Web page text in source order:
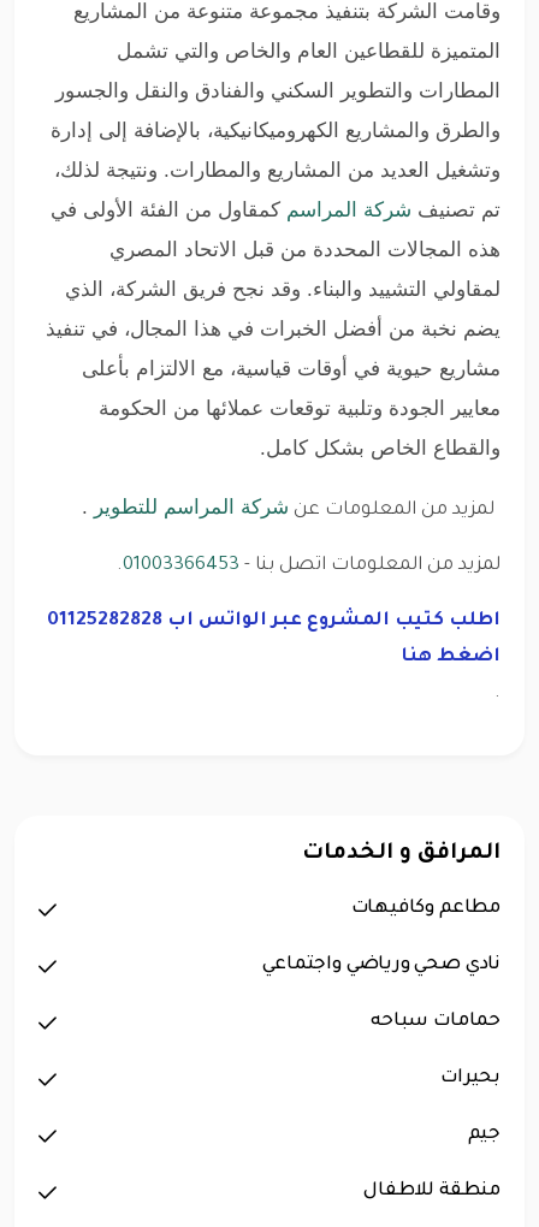
وقامت الشركة بتنفيذ مجموعة متنوعة من المشاريع
المتميزة للقطاعين العام والخاص والتي تشمل
المطارات والتطوير السكني والفنادق والنقل والجسور
والطرق والمشاريع الكهروميكانيكية، بالإضافة إلى إدارة
وتشغيل العديد من المشاريع والمطارات. ونتيجة لذلك،
تم تصنيف شركة المراسم كمقاول من الفئة الأولى في
هذه المجالات المحددة من قبل الاتحاد المصري
لمقاولي التشييد والبناء. وقد نجح فريق الشركة، الذي
يضم نخبة من أفضل الخبرات في هذا المجال، في تنفيذ
مشاريع حيوية في أوقات قياسية، مع الالتزام بأعلى
معايير الجودة وتلبية توقعات عملائها من الحكومة
والقطاع الخاص بشكل كامل.
لمزيد من المعلومات عن شركة المراسم للتطوير .
لمزيد من المعلومات اتصل بنا - 01003366453
.
اطلب كتيب المشروع عبر الواتس اب 01125282828
اضغط هنا
.
المرافق و الخدمات
مطاعم وكافيهات
نادي صحي ورياضي واجتماعي
حمامات سباحه
بحيرات
جيم
منطقة للاطفال